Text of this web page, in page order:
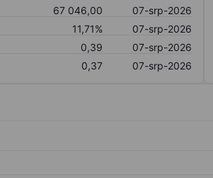
67 046,00
07-srp-2026
11,71%
07-srp-2026
0,39
07-srp-2026
0,37 07-srp-2026